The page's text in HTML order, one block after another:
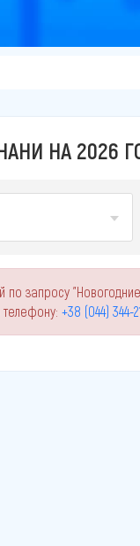
НА 2026
запросу
+38 (044) 344-